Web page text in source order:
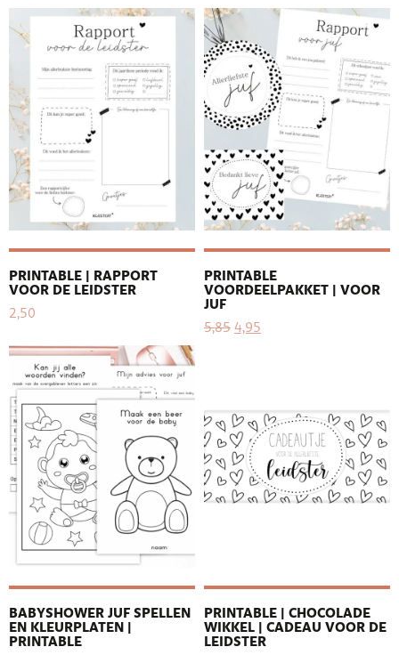
PRINTABLE | RAPPORT
VOOR DE LEIDSTER
2,50
PRINTABLE
VOORDEELPAKKET | VOOR
JUF
5,85 4,95
BABYSHOWER JUF SPELLEN
EN KLEURPLATEN |
PRINTABLE
PRINTABLE | CHOCOLADE
WIKKEL | CADEAU VOOR DE
LEIDSTER